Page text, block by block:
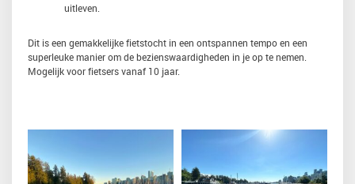
uitleven.
Dit is een gemakkelijke fietstocht in een ontspannen tempo en een
superleuke manier om de bezienswaardigheden in je op te nemen.
Mogelijk voor fietsers vanaf 10 jaar.